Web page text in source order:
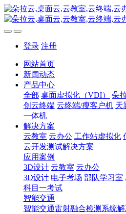
登录 注册
网站首页
新闻动态
产品中心
全部 桌面虚拟化（VDI） 朵
创云终端 云终端/瘦客户机 天
一体机
解决方案
云教室 云办公 工作站虚拟化
云开发测试解决方案
应用案例
3D设计 云教室 云办公
3D设计 电子考场 部队学习室
科目一考试
智能交通
智能交通雷射融合检测系统